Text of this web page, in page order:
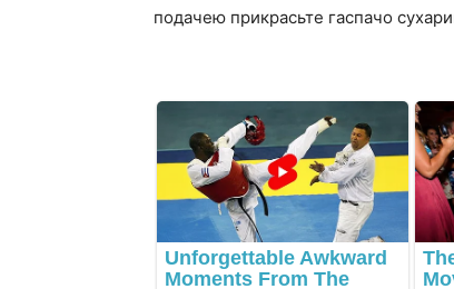
подачею прикрасьте гаспачо